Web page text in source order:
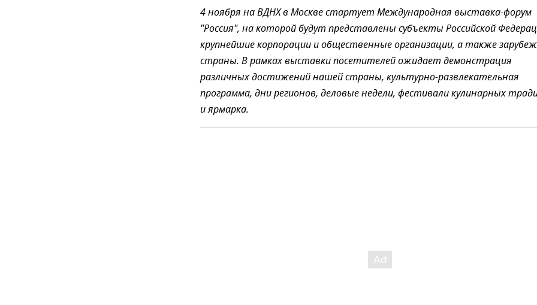
4 ноября на ВДНХ в Москве стартует Международная выставка-форум
"Россия", на которой будут представлены субъекты Российской
крупнейшие корпорации и общественные организации, а также
страны. В рамках выставки посетителей ожидает демонстрация
различных достижений нашей страны, культурно-развлекательная
программа, дни регионов, деловые недели, фестивали кулинарных
и ярмарка.